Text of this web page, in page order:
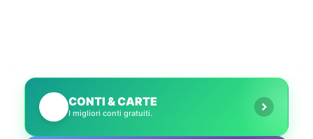
CONTI & CARTE
I migliori conti gratuiti.